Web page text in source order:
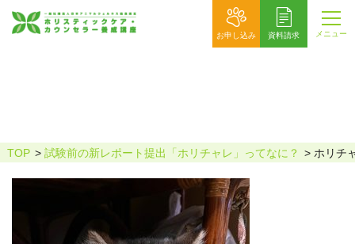
お申し込み 資料請求 メニュー
TOP 試験前の新レポート提出「ホリチャレ」ってなに？ ホリチ